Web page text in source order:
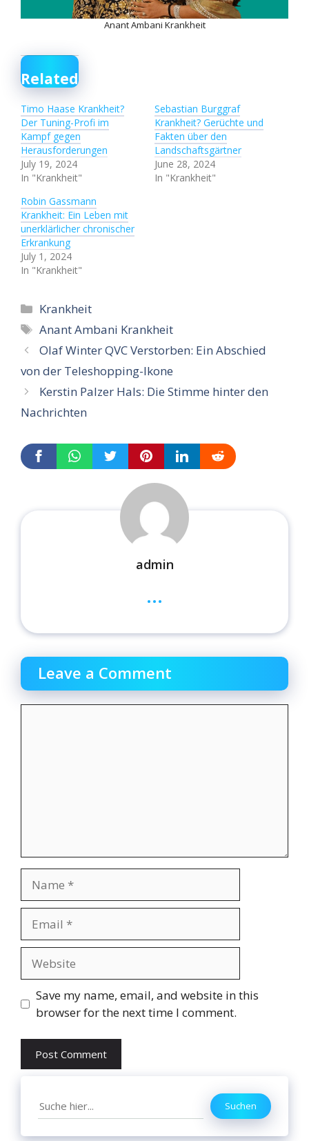
Anant Ambani Krankheit
Related
Timo Haase Krankheit?
Der Tuning-Profi im
Kampf gegen
Herausforderungen
July 19, 2024
In "Krankheit"
Sebastian Burggraf
Krankheit? Gerüchte und
Fakten über den
Landschaftsgärtner
June 28, 2024
In "Krankheit"
Robin Gassmann
Krankheit: Ein Leben mit
unerklärlicher chronischer
Erkrankung
July 1, 2024
In "Krankheit"
Categories
Krankheit
Tags
Anant Ambani Krankheit
Olaf Winter QVC Verstorben: Ein Abschied
von der Teleshopping-Ikone
Kerstin Palzer Hals: Die Stimme hinter den
Nachrichten
admin
...
Leave a Comment
Save my name, email, and website in this
browser for the next time I comment.
Search Suchen